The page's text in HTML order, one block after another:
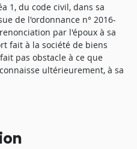
1, du code civil, dans sa
de l'ordonnance n° 2016-
par l'époux à sa
fait à la société de biens
pas obstacle à ce que
ultérieurement, à sa